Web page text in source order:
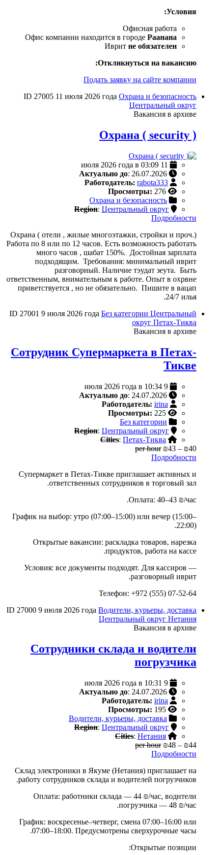
Условия:
Офисная работа
Офис компании находится в городе Раанана
Иврит не обязателен
Откликнуться на вакансию:
Подать заявку на сайте компании
ID 27005 11 июля 2026 года Охрана и безопасность
Центральный округ
Вакансия в архиве
Охрана ( security )
Актуально до: 26.07.2026
Работодатель: rabota333
Просмотры: 276
Охрана и безопасность
Region: Центральный округ
Подробности
Охрана ( отели , жилые многоэтажки, стройки и проч.)
Работа по 8 или по 12 часов. Есть возможность работать
много часов , шабат 150%. Достойная зарплата
подходящим. Требования: минимальный иврит
разговорный. Наличие тэудат зеута. Быть
ответственным, внимательным к работе. Опыт в охрвне
приветствуется , но не обязательно. Пишите в вацап
24/7 илья.
ID 27001 9 июля 2026 года Без категории Центральный
округ Петах-Тиква
Вакансия в архиве
Сотрудник Супермаркета в Петах-
Тикве
Актуально до: 24.07.2026
Работодатель: irina
Просмотры: 225
Без категории
Region: Центральный округ
Cities: Петах-Тиква
₪40
–
₪43
per hour
Подробности
Супермаркет в Петах-Тикве приглашает активных и
ответственных сотрудников в торговый зал.
Оплата: 40–43 ₪/час.
График на выбор: утро (07:00–15:00) или вечер (15:00–
22:00).
Открытые вакансии: раскладка товаров, нарезка
продуктов, работа на кассе.
Условия: все документы подходят. Для кассиров —
разговорный иврит.
Телефон: +972 (555) 07-52-64
ID 27000 9 июля 2026 года Водители, курьеры, доставка
Центральный округ Нетания
Вакансия в архиве
Сотрудники склада и водители
погрузчика
Актуально до: 24.07.2026
Работодатель: irina
Просмотры: 195
Водители, курьеры, доставка
Region: Центральный округ
Cities: Нетания
₪44
–
₪48
per hour
Подробности
Склад электроники в Якуме (Нетания) приглашает на
работу сотрудников склада и водителей погрузчиков.
Оплата: работники склада — 44 ₪/час, водители
погрузчика — 48 ₪/час.
График: воскресенье–четверг, смена 07:00–16:00 или
07:00–18:00. Предусмотрены сверхурочные часы.
Открытые позиции: